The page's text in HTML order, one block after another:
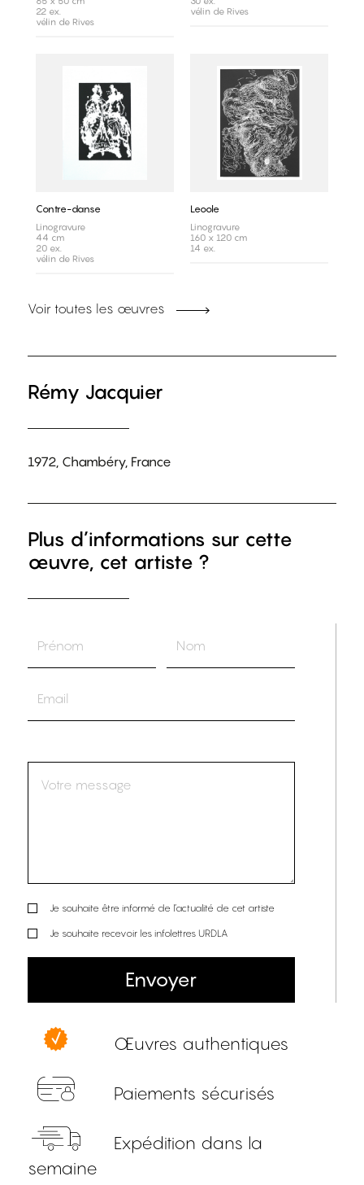
22 ex.
vélin de Rives
vélin de Rives
Contre-danse
Linogravure
44 cm
20 ex.
vélin de Rives
Leoole
Linogravure
160 x 120 cm
14 ex.
Voir toutes les œuvres
Rémy Jacquier
1972, Chambéry, France
Plus d’informations sur cette
œuvre, cet artiste ?
Je souhaite être informé de l’actualité de cet artiste
Je souhaite recevoir les infolettres URDLA
Envoyer
Œuvres authentiques
Paiements sécurisés
Expédition dans la
semaine